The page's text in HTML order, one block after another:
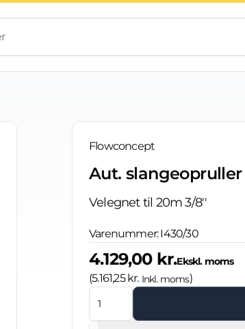
Flowconcept
Aut.
Velegnet til 20m 3/8''
Varenummer:I430/30
4.129,00 kr.Ekskl. moms
(5.161,25 kr. Inkl. moms)